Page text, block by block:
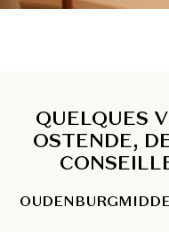
QUELQUES
OSTENDE,
OUDENBURG